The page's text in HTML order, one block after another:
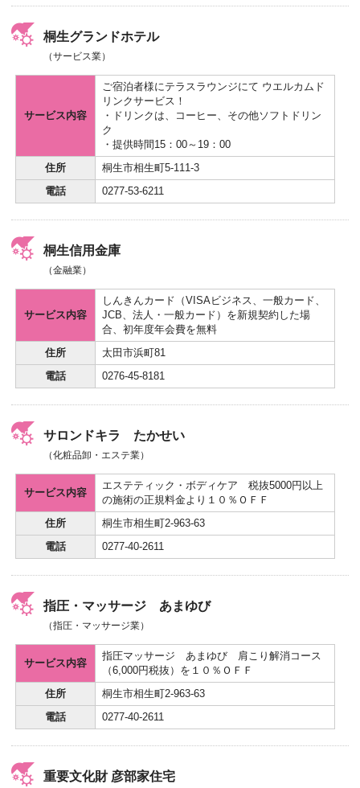
桐生グランドホテル
（サービス業）
サービス内容
ご宿泊者様にテラスラウンジにて ウエルカムド
リンクサービス！
・ドリンクは、コーヒー、その他ソフトドリン
ク
・提供時間15：00～19：00
住所 桐生市相生町5-111-3
電話 0277-53-6211
桐生信用金庫
（金融業）
サービス内容
しんきんカード（VISAビジネス、一般カード、
JCB、法人・一般カード）を新規契約した場
合、初年度年会費を無料
住所 太田市浜町81
電話 0276-45-8181
サロンドキラ たかせい
（化粧品卸・エステ業）
サービス内容
エステティック・ボディケア 税抜5000円以上
の施術の正規料金より１０％ＯＦＦ
住所 桐生市相生町2-963-63
電話 0277-40-2611
指圧・マッサージ あまゆび
（指圧・マッサージ業）
サービス内容
指圧マッサージ あまゆび 肩こり解消コース
（6,000円税抜）を１０％ＯＦＦ
住所 桐生市相生町2-963-63
電話 0277-40-2611
重要文化財 彦部家住宅